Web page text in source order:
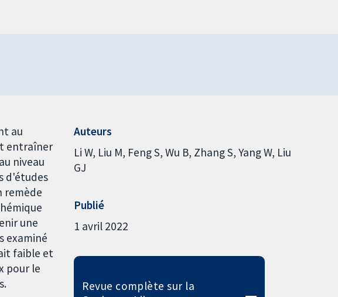
au
entraîner
niveau
d'études
remède
une
examiné
faible et
pour le
Auteurs
Li W Liu M Feng S Wu B Zhang S Yang W Liu
GJ
Publié
1 avril 2022
Revue complète sur la